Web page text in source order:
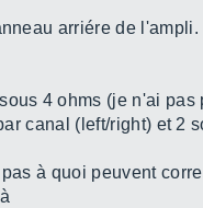
arriére de l'ampli.
4 ohms (je n'ai
canal (left/right) et 2
à quoi peuvent